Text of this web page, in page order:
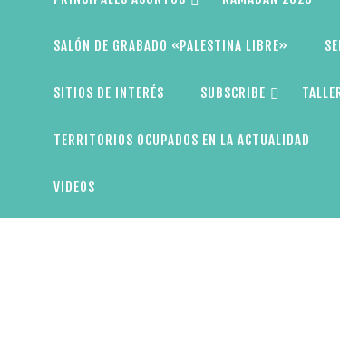
SALÓN DE GRABADO «PALESTINA LIBRE»
SITIOS DE INTERÉS SUBSCRIBE
TERRITORIOS OCUPADOS EN LA ACTUALIDAD
VIDEOS